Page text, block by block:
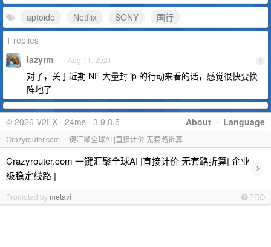
aptoide
Netflix SONY
国行
1 replies
1
lazyrm Aug 11, 2021
对了，关于近期 NF 大量封 ip 的行动来看的话，感觉很快要换
阵地了
About · Language
© 2026 V2EX · 24ms · 3.9.8.5
Crazyrouter.com 一键汇聚全球AI |直接计价 无套路折算
Crazyrouter.com 一键汇聚全球AI |直接计价 无套路折算| 企业
级稳定线路 |
›
Promoted by metavi PRO